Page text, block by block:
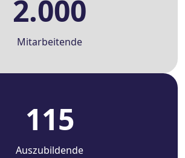
2.000
Mitarbeitende
115
Auszubildende